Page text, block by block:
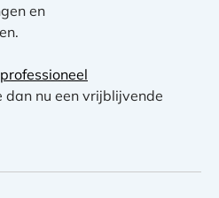
en
professioneel
dan nu een vrijblijvende